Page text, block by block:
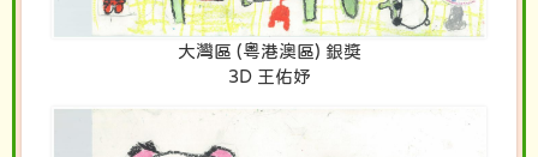
大灣區 (粵港澳區) 銀獎
3D 王佑妤